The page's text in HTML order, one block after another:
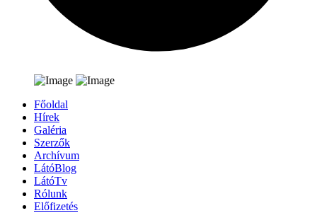
Főoldal
Hírek
Galéria
Szerzők
Archívum
LátóBlog
LátóTv
Rólunk
Előfizetés